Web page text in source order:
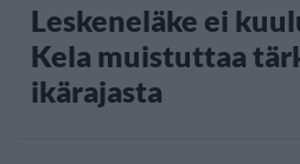
Leskeneläke ei
Kela muistuttaa
ikärajasta